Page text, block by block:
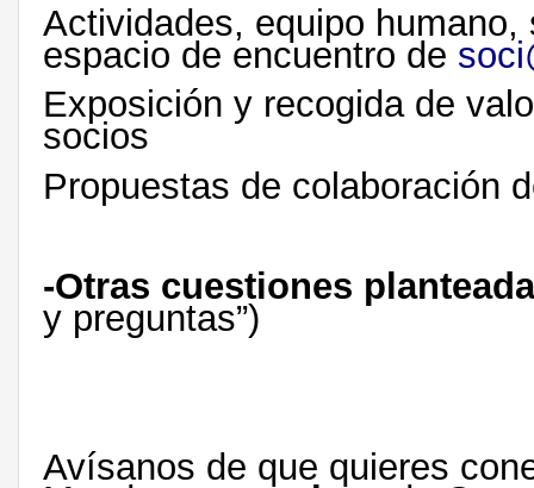
Actividades, equipo
espacio de encuentro de
Exposición y recogida de
socios
Propuestas de colaboración
-Otras cuestiones
y preguntas”)
Avísanos de que quieres